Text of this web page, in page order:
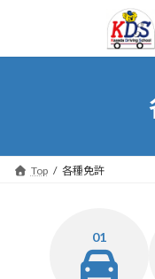
ン
ー
Top 各種免許
01